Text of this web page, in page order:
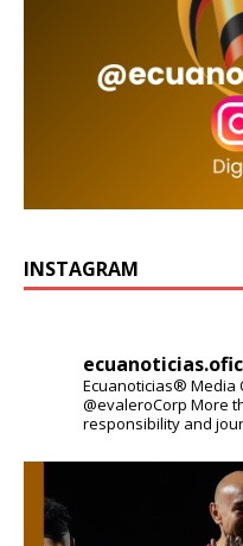
INSTAGRAM
Ecuanoticias® Media
@evaleroCorp More
responsibility and